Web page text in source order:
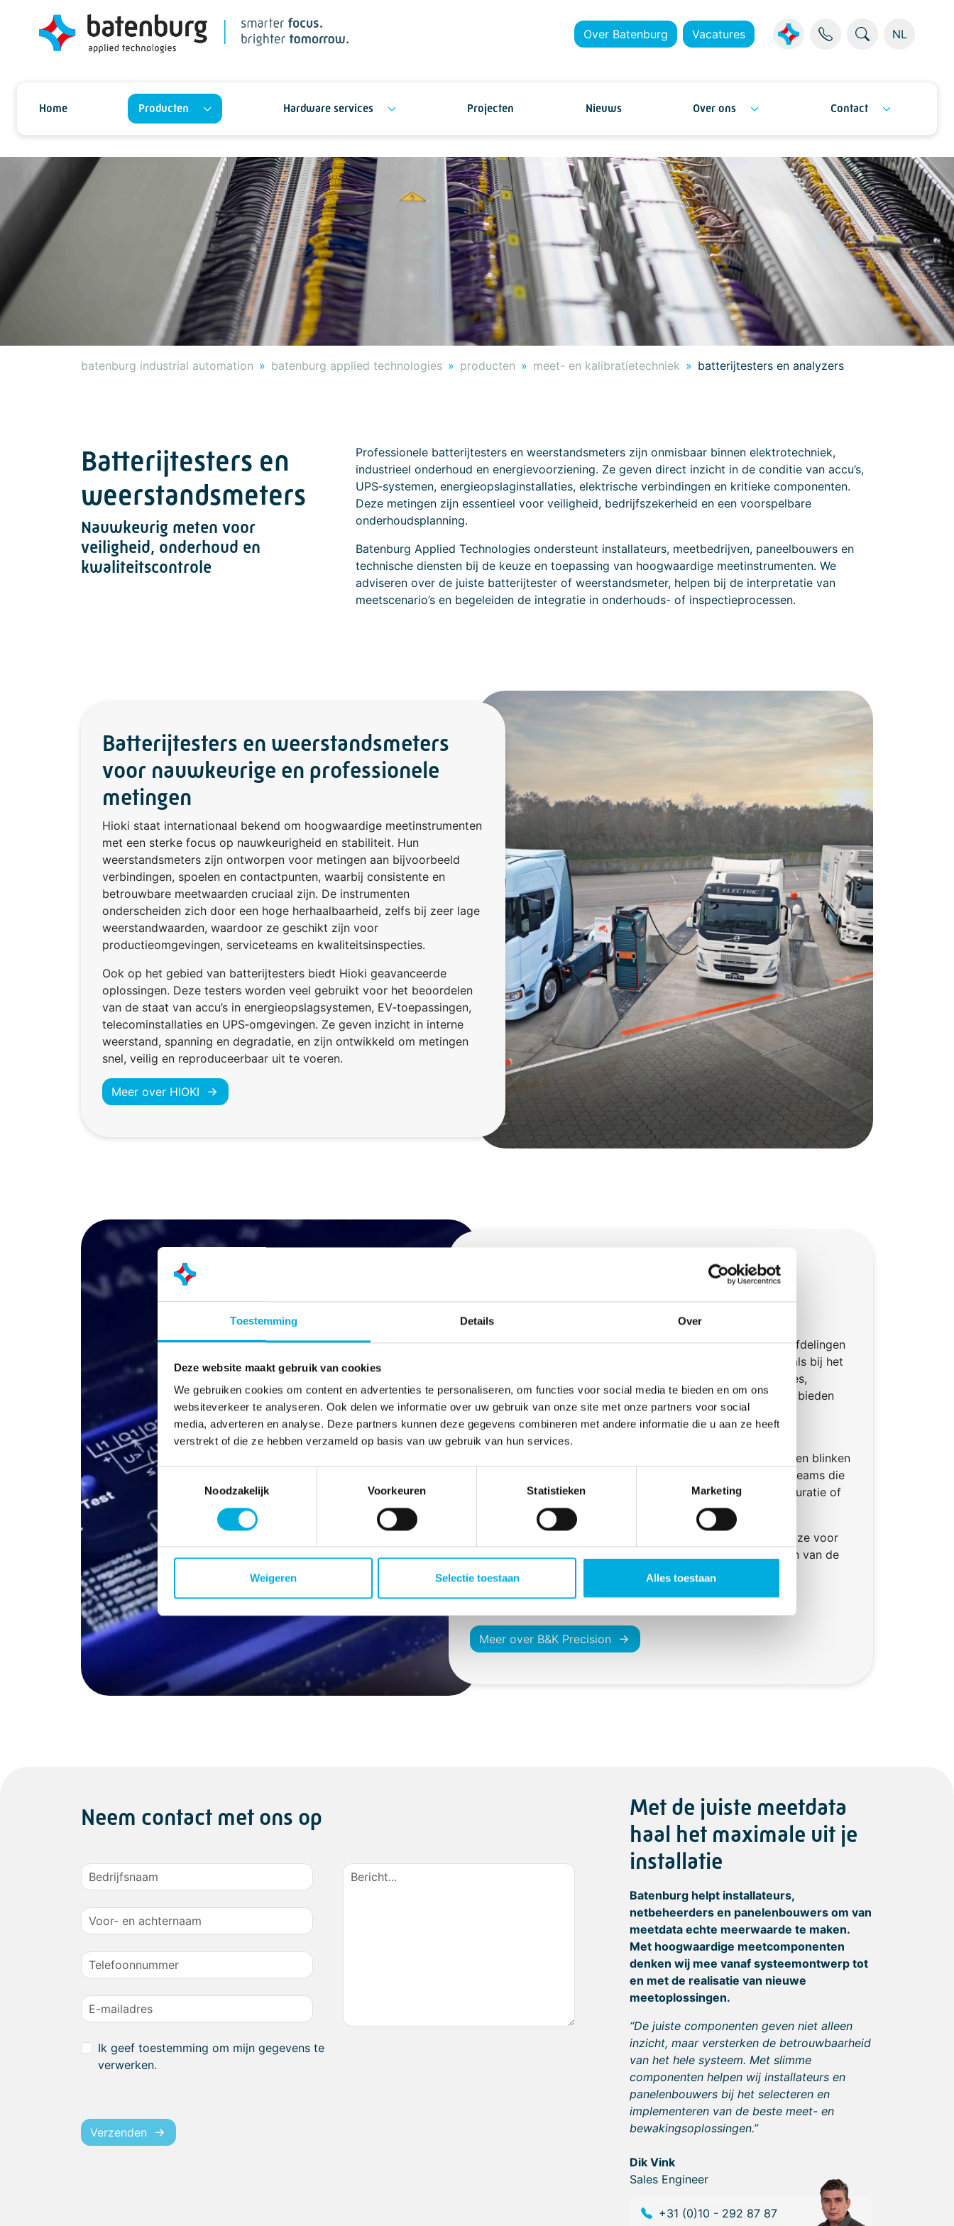
Toestemming Details Over
Deze website maakt gebruik van cookies
We gebruiken cookies om content en advertenties te personaliseren, om functies voor social media te bieden en om ons
websiteverkeer te analyseren. Ook delen we informatie over uw gebruik van onze site met onze partners voor social
media, adverteren en analyse. Deze partners kunnen deze gegevens combineren met andere informatie die u aan ze heeft
verstrekt of die ze hebben verzameld op basis van uw gebruik van hun services.
Noodzakelijk
Voorkeuren Statistieken Marketing
Weigeren Selectie toestaan Alles toestaan
Over Batenburg Vacatures NL
Home Producten Hardware services Projecten Nieuws Over ons Contact
batenburg industrial automation batenburg applied technologies producten meet- en kalibratietechniek batterijtesters en analyzers
Batterijtesters en
weerstandsmeters
Nauwkeurig meten voor
veiligheid, onderhoud en
kwaliteitscontrole
Professionele batterijtesters en weerstandsmeters zijn onmisbaar binnen elektrotechniek,
industrieel onderhoud en energievoorziening. Ze geven direct inzicht in de conditie van accu’s,
UPS‑systemen, energieopslaginstallaties, elektrische verbindingen en kritieke componenten.
Deze metingen zijn essentieel voor veiligheid, bedrijfszekerheid en een voorspelbare
onderhoudsplanning.
Batenburg Applied Technologies ondersteunt installateurs, meetbedrijven, paneelbouwers en
technische diensten bij de keuze en toepassing van hoogwaardige meetinstrumenten. We
adviseren over de juiste batterijtester of weerstandsmeter, helpen bij de interpretatie van
meetscenario’s en begeleiden de integratie in onderhouds- of inspectieprocessen.
Batterijtesters en weerstandsmeters
voor nauwkeurige en professionele
metingen
Hioki staat internationaal bekend om hoogwaardige meetinstrumenten
met een sterke focus op nauwkeurigheid en stabiliteit. Hun
weerstandsmeters zijn ontworpen voor metingen aan bijvoorbeeld
verbindingen, spoelen en contactpunten, waarbij consistente en
betrouwbare meetwaarden cruciaal zijn. De instrumenten
onderscheiden zich door een hoge herhaalbaarheid, zelfs bij zeer lage
weerstandwaarden, waardoor ze geschikt zijn voor
productieomgevingen, serviceteams en kwaliteitsinspecties.
Ook op het gebied van batterijtesters biedt Hioki geavanceerde
oplossingen. Deze testers worden veel gebruikt voor het beoordelen
van de staat van accu’s in energieopslagsystemen, EV‑toepassingen,
telecominstallaties en UPS‑omgevingen. Ze geven inzicht in interne
weerstand, spanning en degradatie, en zijn ontwikkeld om metingen
snel, veilig en reproduceerbaar uit te voeren.
Meer over HIOKI
praktische batterijtesters voor
onderhoud en diagnose
B&K Precision levert betrouwbare en gebruiksvriendelijke
batterijtesters die ideaal zijn voor installateurs, onderhoudsafdelingen
en technische diensten. De testers ondersteunen professionals bij het
beoordelen van batterijconditie in onder meer UPS‑installaties,
IT‑omgevingen, beveiligingssystemen en lichte mobiliteit. Ze bieden
snelle inzichten in capaciteit, interne weerstand en mogelijke
degradatie, zodat preventief onderhoud eenvoudiger wordt.
De meetinstrumenten zijn ontworpen voor dagelijks gebruik en blinken
uit in eenvoud en robuustheid. Hierdoor passen ze goed bij teams die
efficiënte diagnose willen uitvoeren zonder complexe configuratie of
specialistische meetopstellingen.
Batenburg Applied Technologies adviseert klanten bij de keuze voor
het juiste B&K Precision‑instrument en helpt bij het integreren van de
meetresultaten in werkprocessen. Zo wordt de meetkwaliteit
Meer over B&K Precision
Neem contact met ons op
Ik geef toestemming om mijn gegevens te
verwerken.
Verzenden
Met de juiste meetdata
haal het maximale uit je
installatie
Batenburg helpt installateurs,
netbeheerders en panelenbouwers om van
meetdata echte meerwaarde te maken.
Met hoogwaardige meetcomponenten
denken wij mee vanaf systeemontwerp tot
en met de realisatie van nieuwe
meetoplossingen.
“De juiste componenten geven niet alleen
inzicht, maar versterken de betrouwbaarheid
van het hele systeem. Met slimme
componenten helpen wij installateurs en
panelenbouwers bij het selecteren en
implementeren van de beste meet- en
bewakingsoplossingen.”
Dik Vink
Sales Engineer
+31 (0)10 - 292 87 87